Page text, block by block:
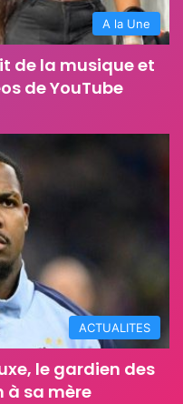
A la Une
de la musique et
de YouTube
ACTUALITES
le gardien des
à sa mère